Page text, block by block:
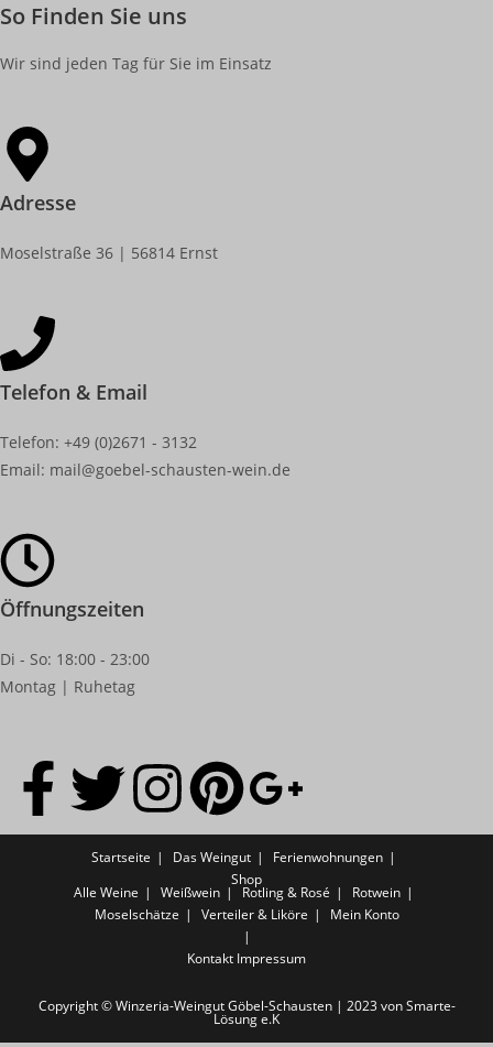
So Finden Sie uns
Wir sind jeden Tag für Sie im Einsatz
Adresse
Moselstraße 36 | 56814 Ernst
Telefon & Email
Telefon: +49 (0)2671 - 3132
Email: mail@goebel-schausten-wein.de
Öffnungszeiten
Di - So: 18:00 - 23:00
Montag | Ruhetag
Startseite Das Weingut
Ferienwohnungen
Shop
Alle Weine Weißwein Rotling & Rosé
Rotwein
Moselschätze
Verteiler & Liköre Mein Konto
Kontakt Impressum
Copyright © Winzeria-Weingut Göbel-Schausten | 2023 von Smarte-
Lösung e.K